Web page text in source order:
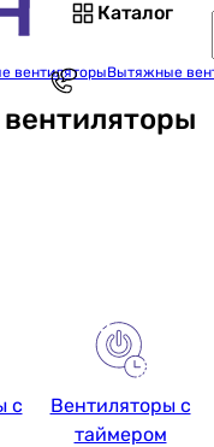
Каталог
вентиляторыВытяжные
с
Вентиляторы с
таймером